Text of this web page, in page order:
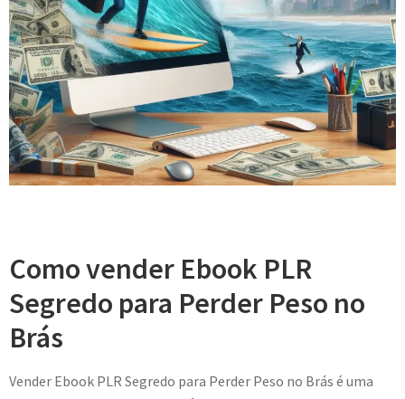
Como vender Ebook PLR
Segredo para Perder Peso no
Brás
Vender Ebook PLR Segredo para Perder Peso no Brás é uma